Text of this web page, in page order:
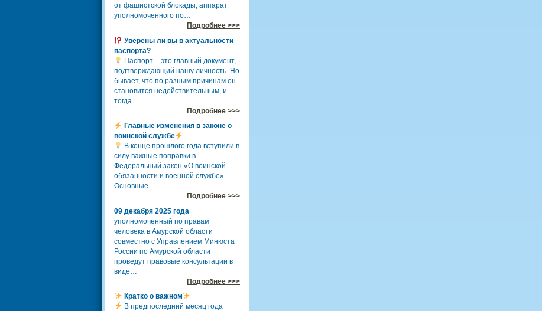
от фашистской блокады, аппарат
уполномоченного по…
Подробнее >>>
Уверены ли вы в актуальности
паспорта?
Паспорт – это главный документ,
подтверждающий нашу личность. Но
бывает, что по разным причинам он
становится недействительным, и
тогда…
Подробнее >>>
Главные изменения в законе о
воинской службе
В конце прошлого года вступили в
силу важные поправки в
Федеральный закон «О воинской
обязанности и военной службе».
Основные…
Подробнее >>>
09 декабря 2025 года
уполномоченный по правам
человека в Амурской области
совместно с Управлением Минюста
России по Амурской области
проведут правовые консультации в
виде…
Подробнее >>>
Кратко о важном
В предпоследний месяц года